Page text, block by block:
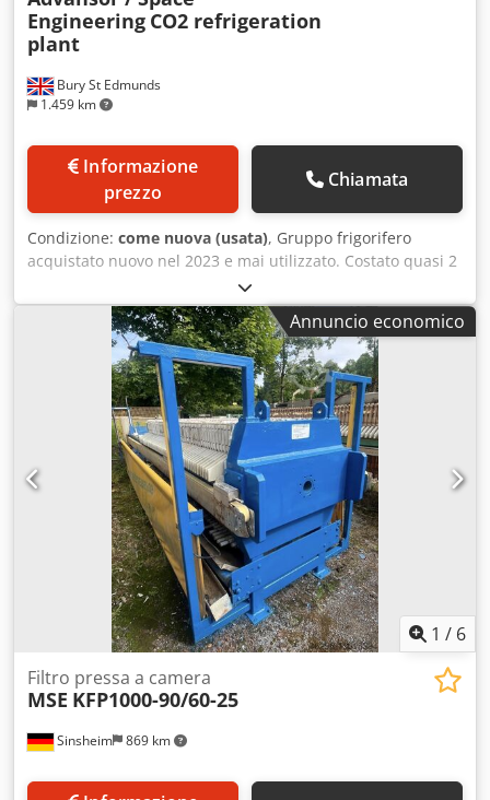
Bury St Edmunds
1.459 km
Engineering CO2 refrigeration
plant
prezzo
Chiamata
Condizione: come nuova (usata), Gruppo frigorifero
acquistato nuovo nel 2023 e mai utilizzato. Costato quasi 2
milioni di sterline, era stato installato per alimentare un
congelatore a spirale e altri macchinari, ma a causa del
fallimento dell'azienda non è mai stato messo in funzione.
Estremamente efficiente rispetto ai sistemi convenzionali.
Dsdpfjwcwbqex Aayjck
Annuncio economico
1 / 6
Sinsheim 869 km
Filtro pressa a camera
MSE KFP1000-90/60-25